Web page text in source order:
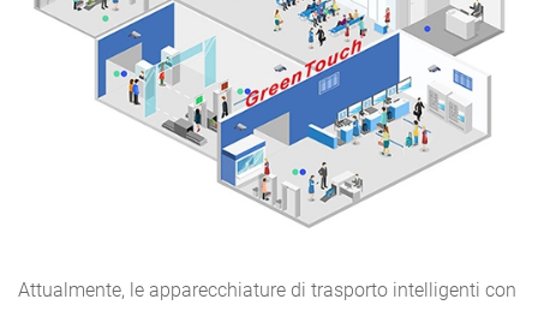
Attualmente, le apparecchiature di trasporto intelligenti con